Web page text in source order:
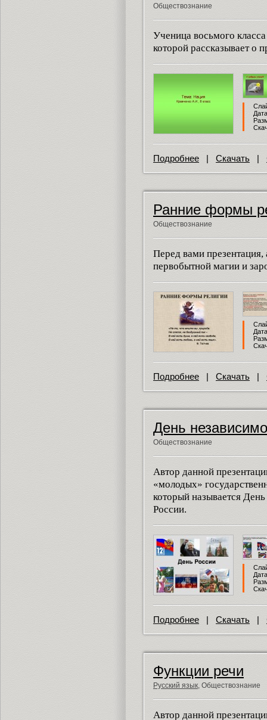
Обществознание
Ученица восьмого
которой рассказывает о
Подробнее | Скачать |
Ранние формы
Обществознание
Перед вами презентация,
первобытной магии и
Подробнее | Скачать |
День
Обществознание
Автор данной
«молодых»
который называется
России.
Подробнее | Скачать |
Функции речи
Русский язык, Обществознание
Автор данной